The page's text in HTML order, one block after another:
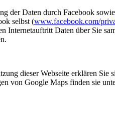
der Daten durch Facebook
selbst (www.facebook.com/
Internetauftritt Daten über Sie
dieser Webseite erklären
von Google Maps finden sie